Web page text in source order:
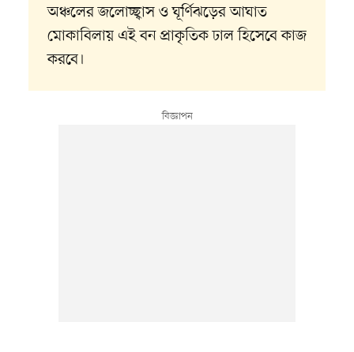
অঞ্চলের জলোচ্ছ্বাস ও ঘূর্ণিঝড়ের আঘাত
মোকাবিলায় এই বন প্রাকৃতিক ঢাল হিসেবে কাজ
করবে।